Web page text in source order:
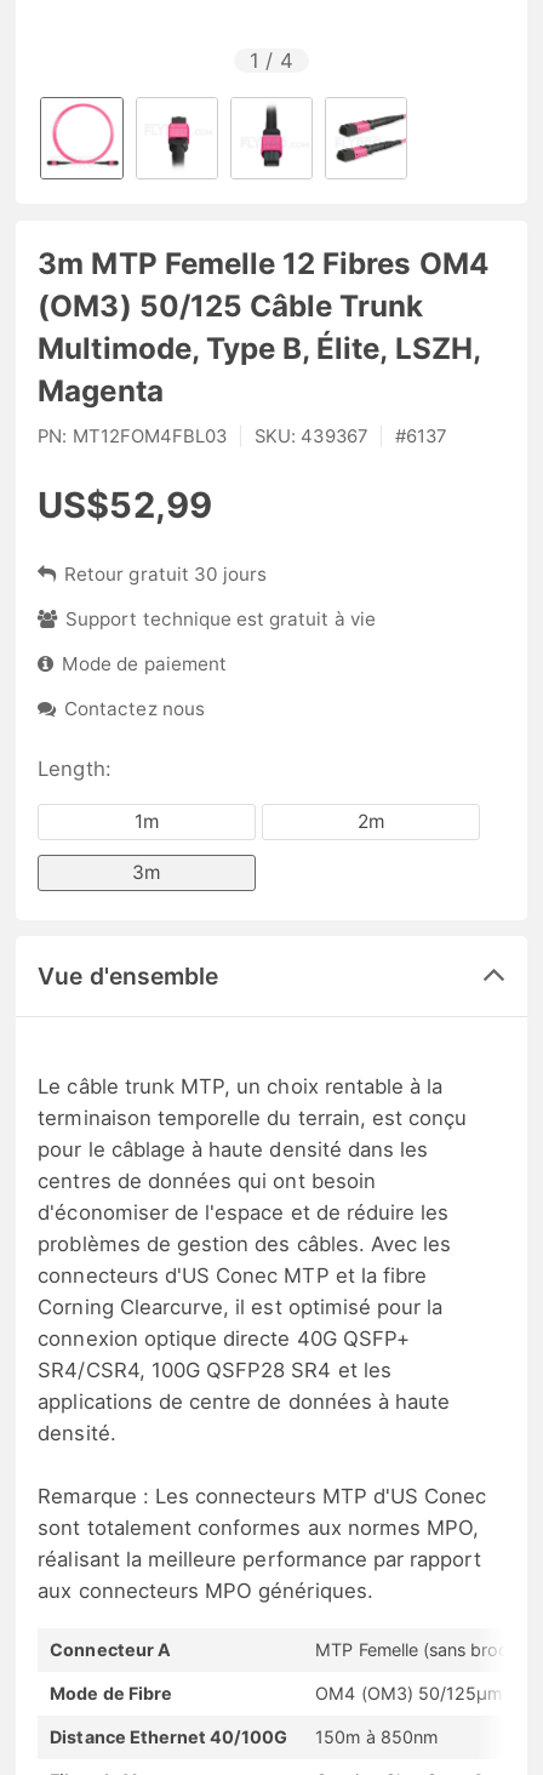
1 / 4
3m MTP Femelle 12 Fibres OM4
(OM3) 50/125 Câble Trunk
Multimode, Type B, Élite, LSZH,
Magenta
PN: MT12FOM4FBL03 SKU: 439367 #6137
US$52,99
Retour gratuit 30 jours
Support technique est gratuit à vie
Mode de paiement
Contactez nous
Length:
1m 2m
3m
Vue d'ensemble
Le câble trunk MTP, un choix rentable à la
terminaison temporelle du terrain, est conçu
pour le câblage à haute densité dans les
centres de données qui ont besoin
d'économiser de l'espace et de réduire les
problèmes de gestion des câbles. Avec les
connecteurs d'US Conec MTP et la fibre
Corning Clearcurve, il est optimisé pour la
connexion optique directe 40G QSFP+
SR4/CSR4, 100G QSFP28 SR4 et les
applications de centre de données à haute
densité.
Remarque : Les connecteurs MTP d'US Conec
sont totalement conformes aux normes MPO,
réalisant la meilleure performance par rapport
aux connecteurs MPO génériques.
Connecteur A MTP Femelle (sans broches)
Mode de Fibre OM4 (OM3) 50/125μm
Distance Ethernet 40/100G 150m à 850nm